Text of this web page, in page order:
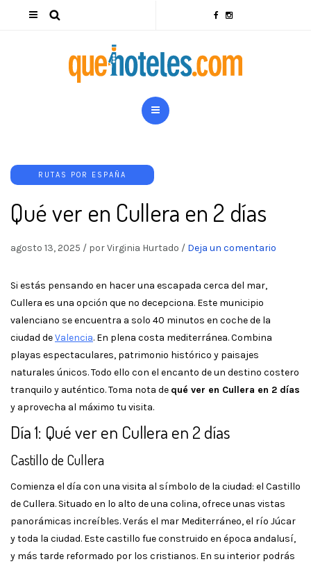
RUTAS POR ESPAÑA
Qué ver en Cullera en 2 días
agosto 13, 2025 / por Virginia Hurtado / Deja un comentario
Si estás pensando en hacer una escapada cerca del mar,
Cullera es una opción que no decepciona. Este municipio
valenciano se encuentra a solo 40 minutos en coche de la
ciudad deValencia. En plena costa mediterránea. Combina
playas espectaculares, patrimonio histórico y paisajes
naturales únicos. Todo ello con el encanto de un destino costero
tranquilo y auténtico. Toma nota de qué ver en Cullera en 2 días
y aprovecha al máximo tu visita.
Día 1: Qué ver en Cullera en 2 días
Castillo de Cullera
Comienza el día con una visita al símbolo de la ciudad: el Castillo
de Cullera. Situado en lo alto de una colina, ofrece unas vistas
panorámicas increíbles. Verás el mar Mediterráneo, el río Júcar
y toda la ciudad. Este castillo fue construido en época andalusí,
y más tarde reformado por los cristianos. En su interior podrás